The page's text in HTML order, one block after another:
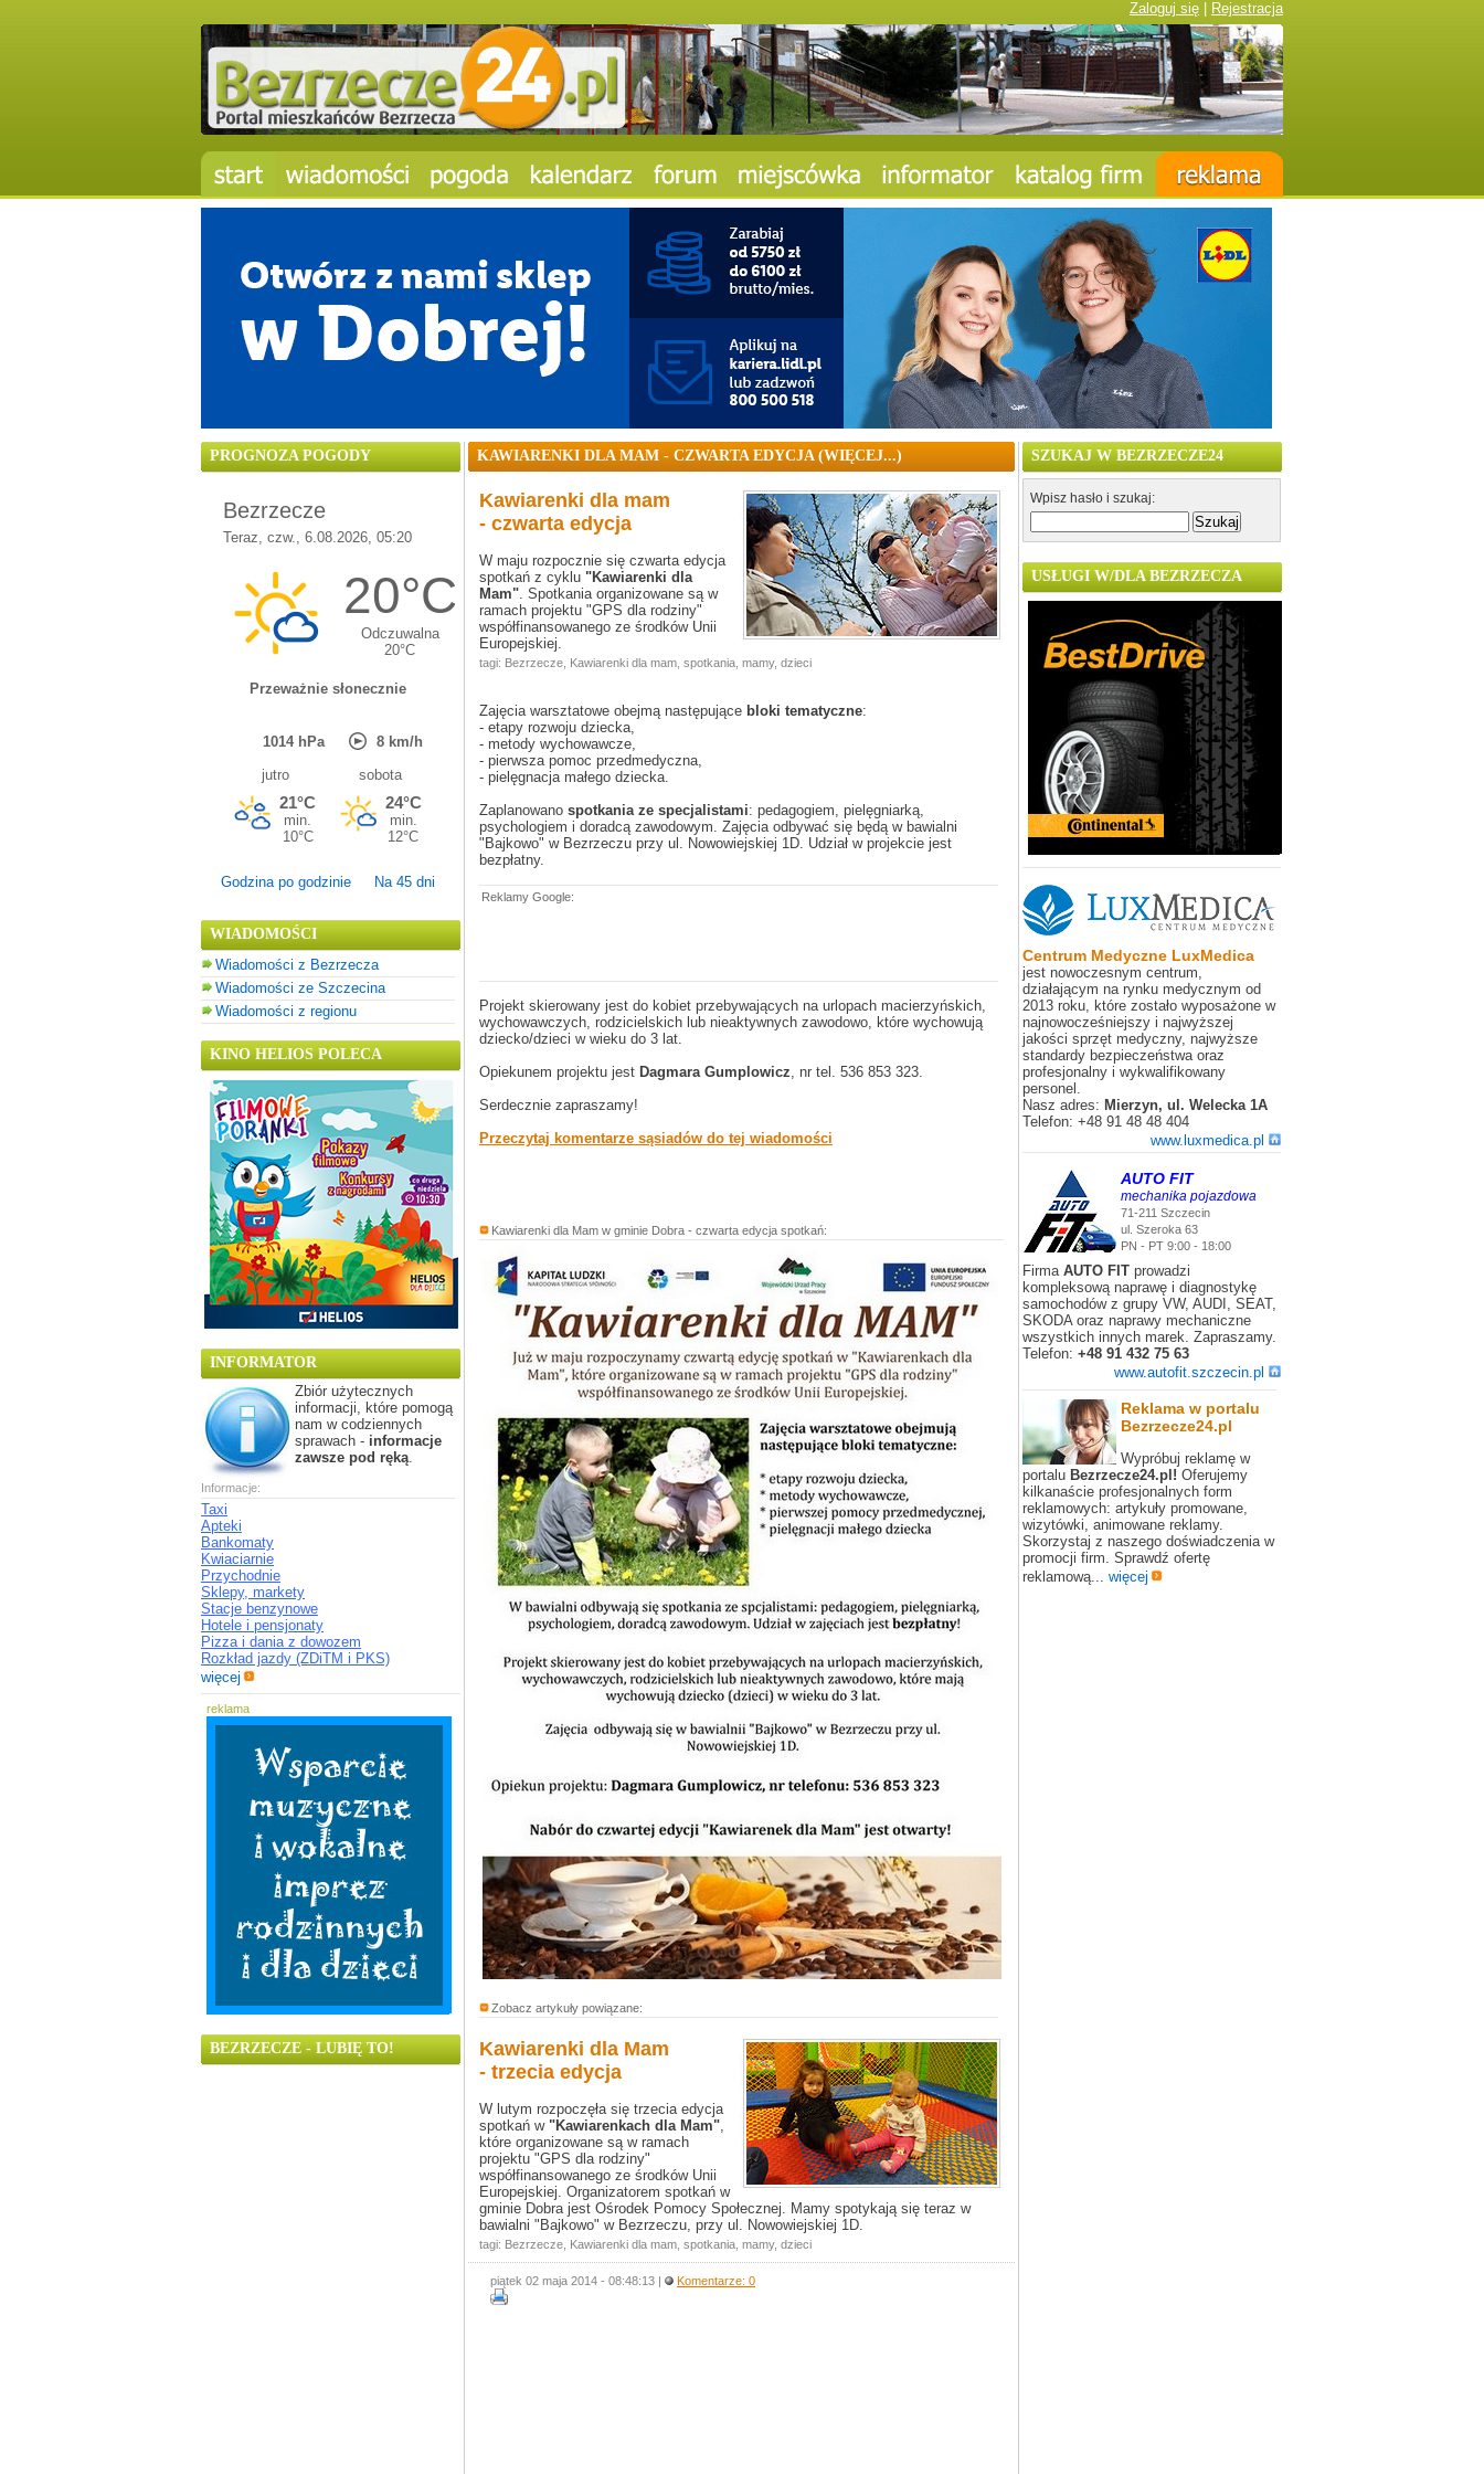
Zaloguj się Rejestracja
PROGNOZA POGODY
Godzina po godzinie Na 45 dni
WIADOMOŚCI
Wiadomości z Bezrzecza
Wiadomości ze Szczecina
Wiadomości z regionu
KINO HELIOS POLECA
INFORMATOR
Zbiór użytecznych
informacji, które pomogą
nam w codziennych
sprawach - informacje
zawsze pod ręką.
Informacje:
Taxi
Apteki
Bankomaty
Kwiaciarnie
Przychodnie
Sklepy, markety
Stacje benzynowe
Hotele i pensjonaty
Pizza i dania z dowozem
Rozkład jazdy (ZDiTM i PKS)
więcej
reklama
BEZRZECZE - LUBIĘ TO!
KAWIARENKI DLA MAM - CZWARTA EDYCJA (WIĘCEJ...)
Kawiarenki dla mam
- czwarta edycja
W maju rozpocznie się czwarta edycja
spotkań z cyklu "Kawiarenki dla
Mam". Spotkania organizowane są w
ramach projektu "GPS dla rodziny"
współfinansowanego ze środków Unii
Europejskiej.
tagi: Bezrzecze Kawiarenki dla mam spotkania mamy, dzieci
Zajęcia warsztatowe obejmą następujące bloki tematyczne:
- etapy rozwoju dziecka,
- metody wychowawcze,
- pierwsza pomoc przedmedyczna,
- pielęgnacja małego dziecka.
Zaplanowano spotkania ze specjalistami: pedagogiem, pielęgniarką,
psychologiem i doradcą zawodowym. Zajęcia odbywać się będą w bawialni
"Bajkowo" w Bezrzeczu przy ul. Nowowiejskiej 1D. Udział w projekcie jest
bezpłatny.
Reklamy Google:
Projekt skierowany jest do kobiet przebywających na urlopach macierzyńskich,
wychowawczych, rodzicielskich lub nieaktywnych zawodowo, które wychowują
dziecko/dzieci w wieku do 3 lat.
Opiekunem projektu jest Dagmara Gumplowicz, nr tel. 536 853 323.
Serdecznie zapraszamy!
Przeczytaj komentarze sąsiadów do tej wiadomości
Kawiarenki dla Mam w gminie Dobra - czwarta edycja spotkań:
Zobacz artykuły powiązane:
Kawiarenki dla Mam
- trzecia edycja
W lutym rozpoczęła się trzecia edycja
spotkań w "Kawiarenkach dla Mam",
które organizowane są w ramach
projektu "GPS dla rodziny"
współfinansowanego ze środków Unii
Europejskiej. Organizatorem spotkań w
gminie Dobra jest Ośrodek Pomocy Społecznej. Mamy spotykają się teraz w
bawialni "Bajkowo" w Bezrzeczu, przy ul. Nowowiejskiej 1D.
tagi: Bezrzecze Kawiarenki dla mam spotkania mamy, dzieci
piątek 02 maja 2014 - 08:48:13 | Komentarze: 0
SZUKAJ W BEZRZECZE24
Wpisz hasło i szukaj:
USŁUGI W/DLA BEZRZECZA
Centrum Medyczne LuxMedica
jest nowoczesnym centrum,
działającym na rynku medycznym od
2013 roku, które zostało wyposażone w
najnowocześniejszy i najwyższej
jakości sprzęt medyczny, najwyższe
standardy bezpieczeństwa oraz
profesjonalny i wykwalifikowany
personel.
Nasz adres: Mierzyn, ul. Welecka 1A
Telefon: +48 91 48 48 404
www.luxmedica.pl
AUTO FIT
mechanika pojazdowa
71-211 Szczecin
ul. Szeroka 63
PN - PT 9:00 - 18:00
Firma AUTO FIT prowadzi
kompleksową naprawę i diagnostykę
samochodów z grupy VW, AUDI, SEAT,
SKODA oraz naprawy mechaniczne
wszystkich innych marek. Zapraszamy.
Telefon: +48 91 432 75 63
www.autofit.szczecin.pl
Reklama w portalu
Bezrzecze24.pl
Wypróbuj reklamę w
portalu Bezrzecze24.pl! Oferujemy
kilkanaście profesjonalnych form
reklamowych: artykuły promowane,
wizytówki, animowane reklamy.
Skorzystaj z naszego doświadczenia w
promocji firm. Sprawdź ofertę
reklamową... więcej